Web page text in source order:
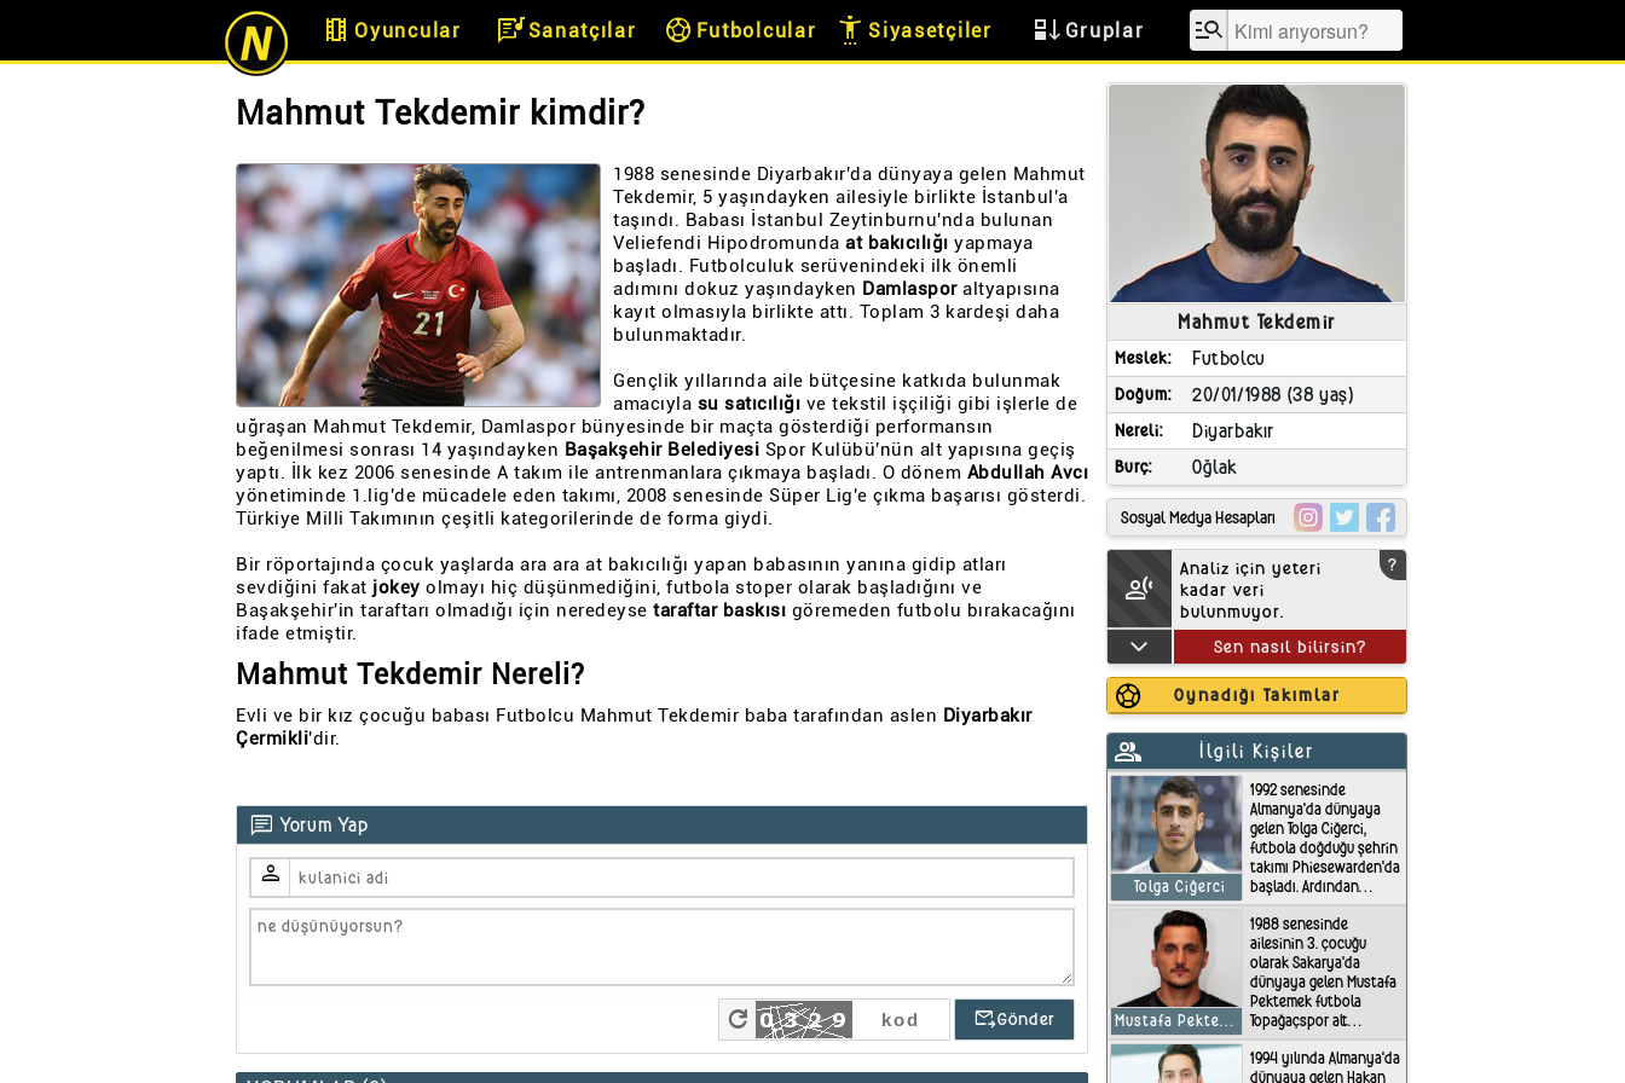
theaters Oyuncular lyrics Sanatçılar sports_soccer Futbolcular settings_accessibility Siyasetçiler flex_direction Gruplar manage_search
Mahmut Tekdemir kimdir?
1988 senesinde Diyarbakır'da dünyaya gelen Mahmut
Tekdemir, 5 yaşındayken ailesiyle birlikte İstanbul'a
taşındı. Babası İstanbul Zeytinburnu'nda bulunan
Veliefendi Hipodromunda at bakıcılığı yapmaya
başladı. Futbolculuk serüvenindeki ilk önemli
adımını dokuz yaşındayken Damlasporaltyapısına
kayıt olmasıyla birlikte attı. Toplam 3 kardeşi daha
bulunmaktadır.
Gençlik yıllarında aile bütçesine katkıda bulunmak
amacıyla su satıcılığı ve tekstil işçiliği gibi işlerle de
uğraşan Mahmut Tekdemir, Damlaspor bünyesinde bir maçta gösterdiği performansın
beğenilmesi sonrası 14 yaşındayken Başakşehir Belediyesi Spor Kulübü'nün alt yapısına geçiş
yaptı. İlk kez 2006 senesinde A takım ile antrenmanlara çıkmaya başladı. O dönem Abdullah Avcı
yönetiminde 1.lig'de mücadele eden takımı, 2008 senesinde Süper Lig'e çıkma başarısı gösterdi.
Türkiye Milli Takımının çeşitli kategorilerinde de forma giydi.
Bir röportajında çocuk yaşlarda ara ara at bakıcılığı yapan babasının yanına gidip atları
sevdiğini fakat jokey olmayı hiç düşünmediğini, futbola stoper olarak başladığını ve
Başakşehir'in taraftarı olmadığı için neredeyse taraftar baskısı göremeden futbolu bırakacağını
ifade etmiştir.
Mahmut Tekdemir Nereli?
Evli ve bir kız çocuğu babası Futbolcu Mahmut Tekdemir baba tarafından aslen Diyarbakır
Çermikli'dir.
chat Yorum Yap
person
refresh outgoing_mailGönder
Mahmut Tekdemir
Meslek Futbolcu
Doğum 20/01/1988 (38 yaş)
Nereli Diyarbakır
Burç Oğlak
Sosyal Medya Hesapları
transcribe
keyboard_arrow_down
Analiz için yeteri
kadar veri
bulunmuyor.
?
Sen nasıl bilirsin?
sports_soccer Oynadığı Takımlar
group İlgili Kişiler
Tolga Ciğerci
1992 senesinde
Almanya'da dünyaya
gelen Tolga Ciğerci,
futbola doğduğu şehrin
takımı Phiesewarden'da
başladı. Ardından
sırasıyla Armina Vöhrum
ve Wolfsburg
takımlarının
altyapısında forma
giydi. Liseyi
tamamladıktan sonra
ticari meslek eğitimi
aldı. Kendisinden 3 yaş
küçük kardeşi Tolcay
Mustafa Pektemek
1988 senesinde
ailesinin 3. çocuğu
olarak Sakarya'da
dünyaya gelen Mustafa
Pektemek futbola
Topağaçspor alt
yapısında başladı. Bir
dönem futbol'un yanı
sıra voleybol da
1994 yılında Almanya'da
dünyaya gelen Hakan